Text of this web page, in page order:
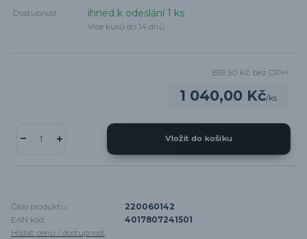
Dostupnost ihned k odeslání 1 ks
Více kusů do 14 dnů
1 040,00 Kč/ks
859,50 Kč bez DPH
Vložit do košíku
Číslo produktu:
220060142
EAN kód:
4017807241501
Hlídat cenu / dostupnost